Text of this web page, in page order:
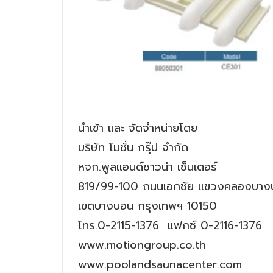
นำเข้า และ จัดจำหน่ายโดย
บริษัท โมชั่น กรุ๊ป จำกัด
หจก.พูลแอนด์ซาวน่า เซ็นเตอร์
819/99-100 ถนนเอกชัย แขวงคลองบา
เขตบางบอน กรุงเทพฯ 10150
โทร.0-2115-1376 แฟกซ์ 0-2116-1376
www.motiongroup.co.th
www.poolandsaunacenter.com